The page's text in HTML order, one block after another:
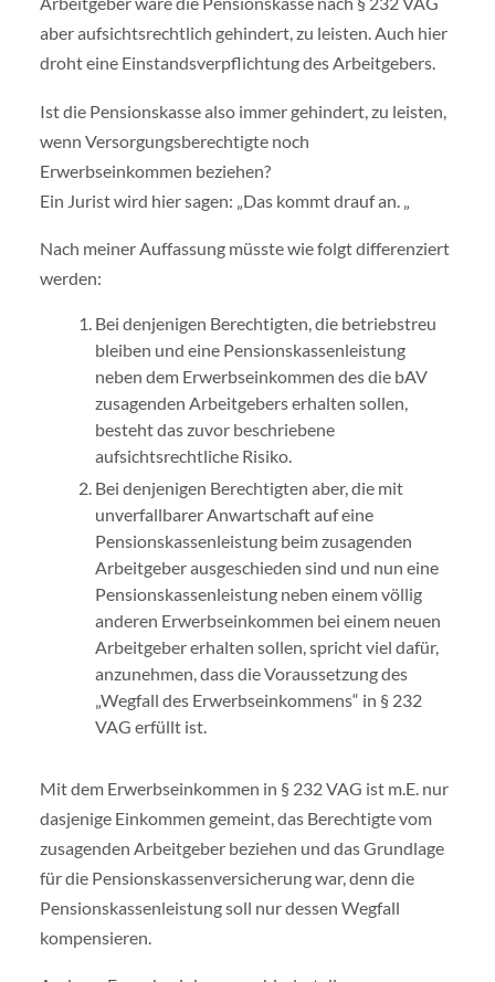
aber aufsichtsrechtlich gehindert, zu leisten. Auch hier
droht eine Einstandsverpflichtung des Arbeitgebers.
Ist die Pensionskasse also immer gehindert, zu leisten,
wenn Versorgungsberechtigte noch
Erwerbseinkommen beziehen?
Ein Jurist wird hier sagen: „Das kommt drauf an. „
Nach meiner Auffassung müsste wie folgt differenziert
werden:
Bei denjenigen Berechtigten, die betriebstreu
bleiben und eine Pensionskassenleistung
neben dem Erwerbseinkommen des die bAV
zusagenden Arbeitgebers erhalten sollen,
besteht das zuvor beschriebene
aufsichtsrechtliche Risiko.
Bei denjenigen Berechtigten aber, die mit
unverfallbarer Anwartschaft auf eine
Pensionskassenleistung beim zusagenden
Arbeitgeber ausgeschieden sind und nun eine
Pensionskassenleistung neben einem völlig
anderen Erwerbseinkommen bei einem neuen
Arbeitgeber erhalten sollen, spricht viel dafür,
anzunehmen, dass die Voraussetzung des
„Wegfall des Erwerbseinkommens“ in § 232
VAG erfüllt ist.
Mit dem Erwerbseinkommen in § 232 VAG ist m.E. nur
dasjenige Einkommen gemeint, das Berechtigte vom
zusagenden Arbeitgeber beziehen und das Grundlage
für die Pensionskassenversicherung war, denn die
Pensionskassenleistung soll nur dessen Wegfall
kompensieren.